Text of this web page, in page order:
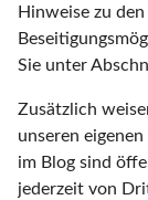
Hinweise zu
Sie unter
Zusätzlich
unseren
im Blog sind
jederzeit von